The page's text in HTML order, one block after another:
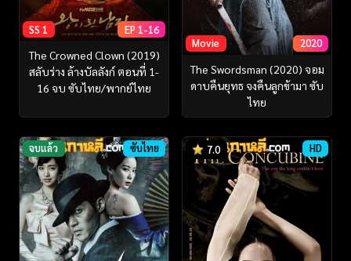
SS 1 EP 1-16
The Crowned Clown (2019)
สลับร่าง ล้างบัลลังก์ ตอนที่ 1-
16 จบ ซับไทย/พากย์ไทย
Movie 2020
The Swordsman (2020) จอม
ดาบคืนยุทธ จงคืนลูกข้ามา ซับ
ไทย
จบแล้ว ซับไทย 7.0 HD